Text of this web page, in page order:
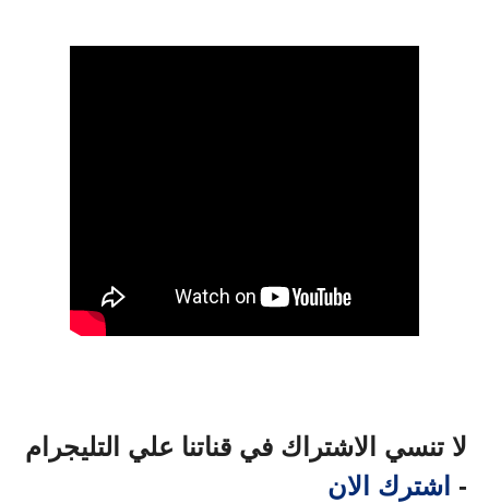
لا تنسي الاشتراك في قناتنا علي التليجرام
- اشترك الان